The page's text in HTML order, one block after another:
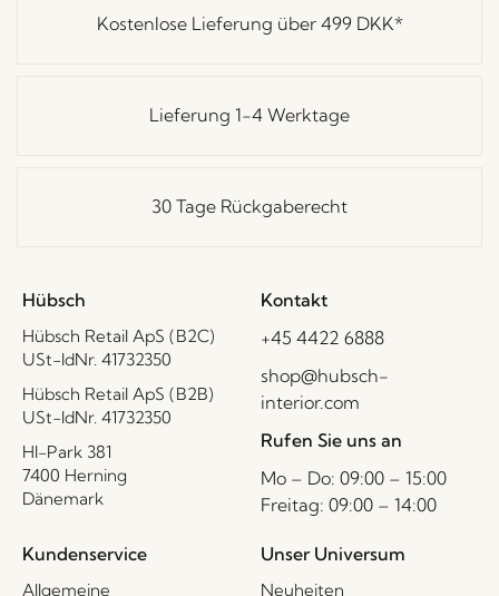
Kostenlose Lieferung über 499 DKK*
Lieferung 1-4 Werktage
30 Tage Rückgaberecht
Hübsch
Hübsch Retail ApS (B2C)
USt-IdNr. 41732350
Hübsch Retail ApS (B2B)
USt-IdNr. 41732350
HI-Park 381
7400 Herning
Dänemark
Kontakt
+45 4422 6888
shop@hubsch-
interior.com
Rufen Sie uns an
Mo – Do: 09:00 – 15:00
Freitag: 09:00 – 14:00
Kundenservice
Allgemeine
Unser Universum
Neuheiten